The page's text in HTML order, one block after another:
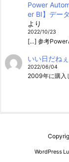
Power
er BI】デー
より
2022/10/23
[…] 参考
いい日だねぇ
2022/06/04
2009年に購入
WordPress